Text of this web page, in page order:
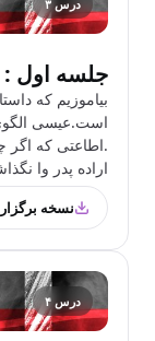
درس ۳
جلسه اول
بیاموزیم که
است.عیسی
.اطاعتی که اگر
اراده پدر وا
نسخه
درس ۴